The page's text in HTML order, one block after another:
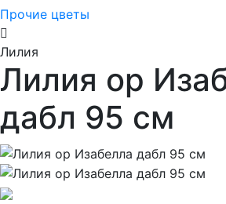
Прочие цветы
Лилия
Лилия ор
дабл 95 см